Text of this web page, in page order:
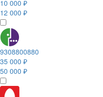
10 000 ₽
12 000 ₽
9308800880
35 000 ₽
50 000 ₽